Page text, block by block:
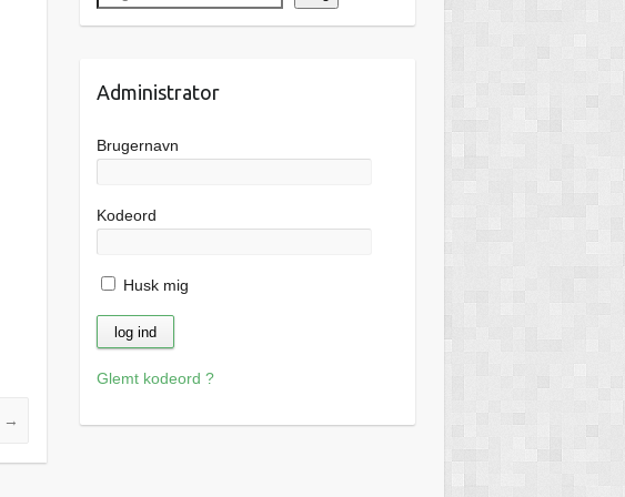
→
Administrator
Brugernavn
Kodeord
Husk mig
Glemt kodeord ?